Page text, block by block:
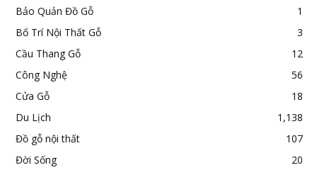
Bảo Quản Đồ Gỗ
1
Bố Trí Nội Thất Gỗ
3
Cầu Thang Gỗ
12
Công Nghệ
56
Cửa Gỗ
18
Du Lịch
1,138
Đồ gỗ nội thất
107
Đời Sống
20